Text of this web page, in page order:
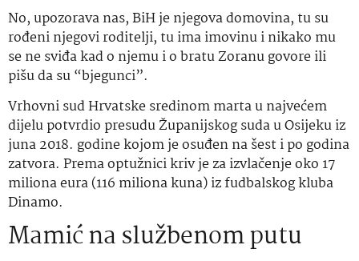
No, upozorava nas, BiH je njegova domovina, tu su
rođeni njegovi roditelji, tu ima imovinu i nikako mu
se ne sviđa kad o njemu i o bratu Zoranu govore ili
pišu da su “bjegunci”.
Vrhovni sud Hrvatske sredinom marta u najvećem
dijelu potvrdio presudu Županijskog suda u Osijeku iz
juna 2018. godine kojom je osuđen na šest i po godina
zatvora. Prema optužnici kriv je za izvlačenje oko 17
miliona eura (116 miliona kuna) iz fudbalskog kluba
Dinamo.
Mamić na službenom putu